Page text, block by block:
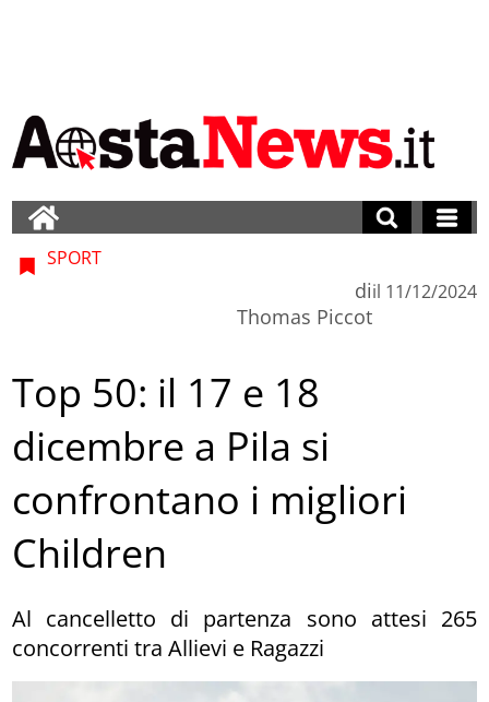
SPORT
di
Thomas Piccot
il 11/12/2024
Top 50: il 17 e 18
dicembre a Pila si
confrontano i migliori
Children
Al cancelletto di partenza sono attesi 265
concorrenti tra Allievi e Ragazzi